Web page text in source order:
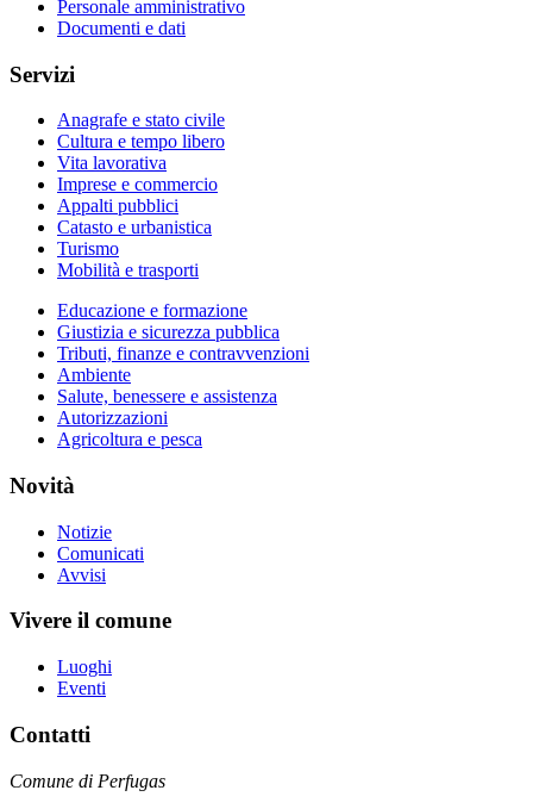
Personale amministrativo
Documenti e dati
Servizi
Anagrafe e stato civile
Cultura e tempo libero
Vita lavorativa
Imprese e commercio
Appalti pubblici
Catasto e urbanistica
Turismo
Mobilità e trasporti
Educazione e formazione
Giustizia e sicurezza pubblica
Tributi, finanze e contravvenzioni
Ambiente
Salute, benessere e assistenza
Autorizzazioni
Agricoltura e pesca
Novità
Notizie
Comunicati
Avvisi
Vivere il comune
Luoghi
Eventi
Contatti
Comune di Perfugas